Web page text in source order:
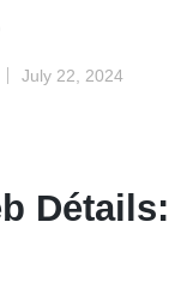
July 22, 2024
Détails: